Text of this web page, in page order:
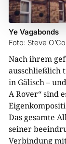
Ye Vagabonds
Foto: Steve
Nach ihrem
ausschließlich
in Gälisch –
A Rover“ sind
Das gesamte
seiner
Verbindung